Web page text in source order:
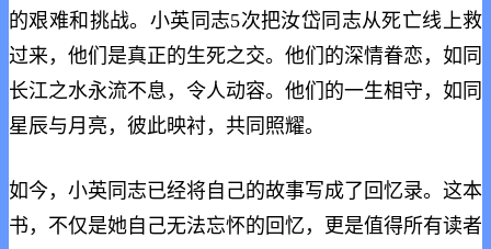
的艰难和挑战。小英同志5次把汝岱同志从死亡线上救
过来，他们是真正的生死之交。他们的深情眷恋，如同
长江之水永流不息，令人动容。他们的一生相守，如同
星辰与月亮，彼此映衬，共同照耀。
如今，小英同志已经将自己的故事写成了回忆录。这本
书，不仅是她自己无法忘怀的回忆，更是值得所有读者